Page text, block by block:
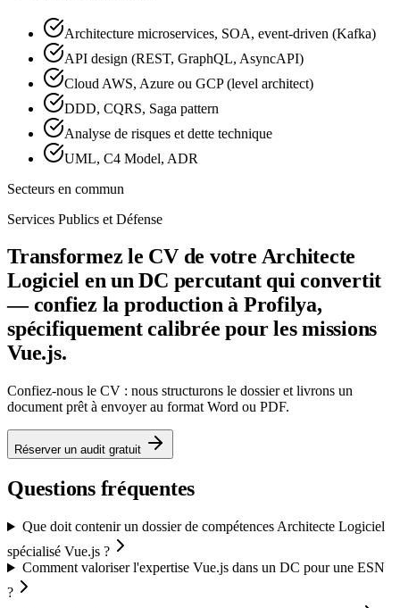
Architecture microservices, SOA, event-driven (Kafka)
API design (REST, GraphQL, AsyncAPI)
Cloud AWS, Azure ou GCP (level architect)
DDD, CQRS, Saga pattern
Analyse de risques et dette technique
UML, C4 Model, ADR
Secteurs en commun
Services Publics et Défense
Transformez le CV de votre Architecte
Logiciel en un DC percutant qui convertit
— confiez la production à Profilya,
spécifiquement calibrée pour les missions
Vue.js.
Confiez-nous le CV : nous structurons le dossier et livrons un
document prêt à envoyer au format Word ou PDF.
Réserver un audit gratuit
Questions fréquentes
Que doit contenir un dossier de compétences Architecte Logiciel
spécialisé Vue.js ?
Comment valoriser l'expertise Vue.js dans un DC pour une ESN
?